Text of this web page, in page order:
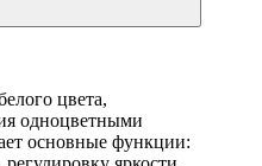
цвета,
одноцветными
основные функции: